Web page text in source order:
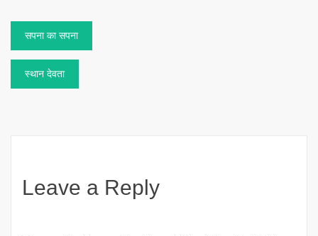
Post
navigation
सपना का सपना
स्थान देवता
Leave a Reply